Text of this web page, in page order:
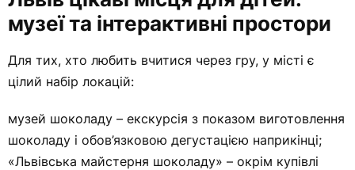
музеї та інтерактивні простори
Для тих, хто любить вчитися через гру, у місті є
цілий набір локацій:
музей шоколаду – екскурсія з показом виготовлення
шоколаду і обов’язковою дегустацією наприкінці;
«Львівська майстерня шоколаду» – окрім купівлі